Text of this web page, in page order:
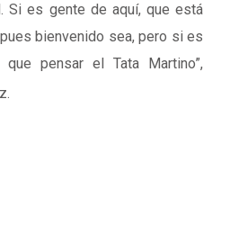
Si es gente de aquí, que está
bienvenido sea, pero si es
pensar el Tata Martino”,